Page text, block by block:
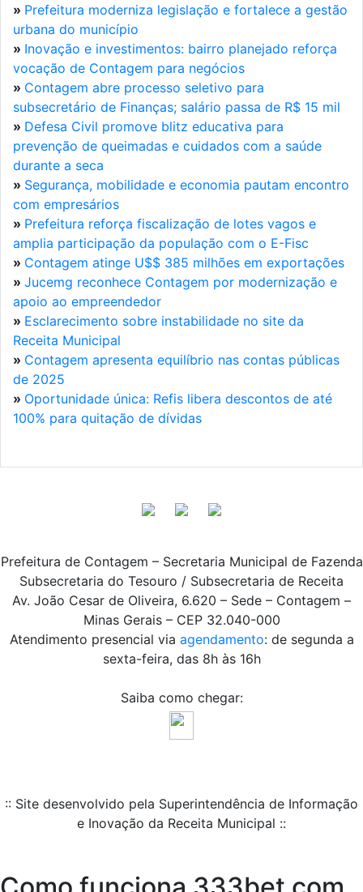
» Prefeitura moderniza legislação e fortalece a gestão
urbana do município
» Inovação e investimentos: bairro planejado reforça
vocação de Contagem para negócios
» Contagem abre processo seletivo para
subsecretário de Finanças; salário passa de R$ 15 mil
» Defesa Civil promove blitz educativa para
prevenção de queimadas e cuidados com a saúde
durante a seca
» Segurança, mobilidade e economia pautam encontro
com empresários
» Prefeitura reforça fiscalização de lotes vagos e
amplia participação da população com o E-Fisc
» Contagem atinge U$$ 385 milhões em exportações
» Jucemg reconhece Contagem por modernização e
apoio ao empreendedor
» Esclarecimento sobre instabilidade no site da
Receita Municipal
» Contagem apresenta equilíbrio nas contas públicas
de 2025
» Oportunidade única: Refis libera descontos de até
100% para quitação de dívidas
Prefeitura de Contagem – Secretaria Municipal de Fazenda
Subsecretaria do Tesouro / Subsecretaria de Receita
Av. João Cesar de Oliveira, 6.620 – Sede – Contagem –
Minas Gerais – CEP 32.040-000
Atendimento presencial via agendamento: de segunda a
sexta-feira, das 8h às 16h
Saiba como chegar:
:: Site desenvolvido pela Superintendência de Informação
e Inovação da Receita Municipal ::